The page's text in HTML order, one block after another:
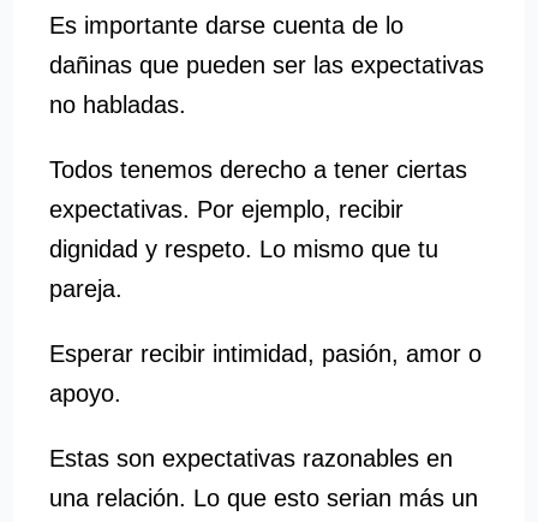
Es importante darse cuenta de lo
dañinas que pueden ser las expectativas
no habladas.
Todos tenemos derecho a tener ciertas
expectativas. Por ejemplo, recibir
dignidad y respeto. Lo mismo que tu
pareja.
Esperar recibir intimidad, pasión, amor o
apoyo.
Estas son expectativas razonables en
una relación. Lo que esto serian más un